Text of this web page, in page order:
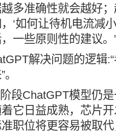
多准确性就会越好
‘如何让待机电流减
一些原则性的建议。
解决问题的逻辑
段ChatGPT模型仍
它日益成熟，芯片
职位将更容易被取